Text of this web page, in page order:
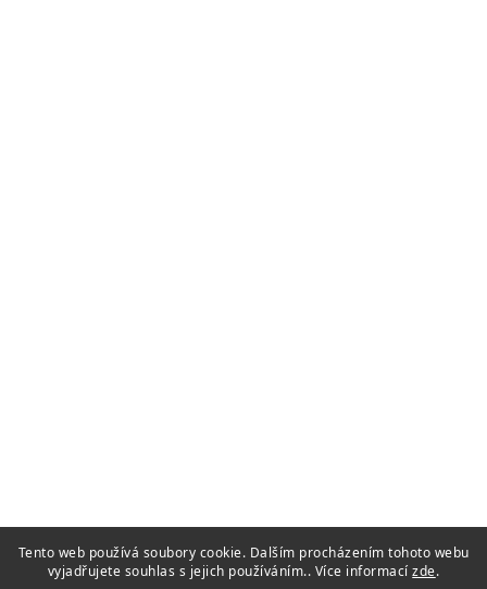
Tento web používá soubory cookie. Dalším procházením tohoto webu
vyjadřujete souhlas s jejich používáním.. Více informacízde.